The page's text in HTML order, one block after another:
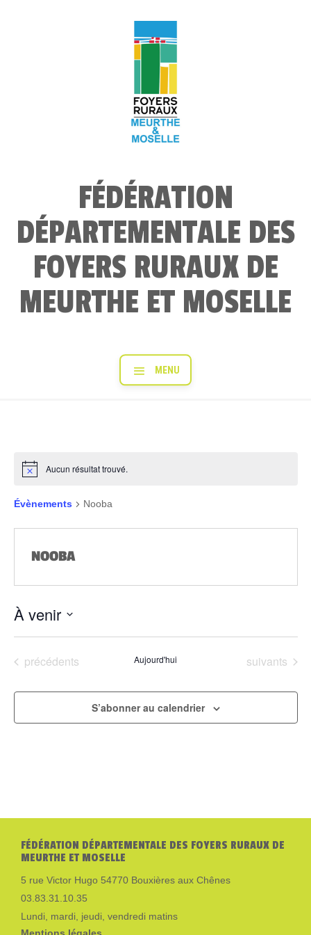
FÉDÉRATION
DÉPARTEMENTALE DES
FOYERS RURAUX DE
MEURTHE ET MOSELLE
Aucun résultat trouvé.
Évènements Nooba
NOOBA
À venir
date.Évènements
précédents Aujourd'hui Évènements
suivants
S’abonner au calendrier
FÉDÉRATION DÉPARTEMENTALE DES FOYERS RURAUX DE
MEURTHE ET MOSELLE
5 rue Victor Hugo 54770 Bouxières aux Chênes
03.83.31.10.35
Lundi, mardi, jeudi, vendredi matins